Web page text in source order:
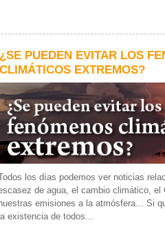
¿SE PUEDEN EVITAR LOS
CLIMÁTICOS EXTREMOS?
los días podemos ver noticias
de agua, el cambio climático, el
emisiones a la atmósfera... Si
la existencia de todos...